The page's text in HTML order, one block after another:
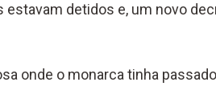
detidos e, um novo
onde o monarca tinha